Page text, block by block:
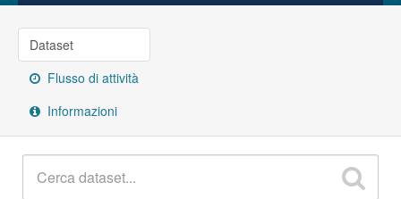
Dataset
Flusso di attività
Informazioni